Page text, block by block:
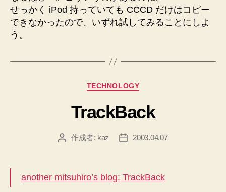
の
せっかく iPod 持っていても CCCD だけはコピー
できなかったので、いずれ試してみることにしよ
う。
カ
ゴ
リ
TECHNOLOGY
TrackBack
投
作成者: kaz
投
2003.04.07
another mitsuhiro’s blog: TrackBack